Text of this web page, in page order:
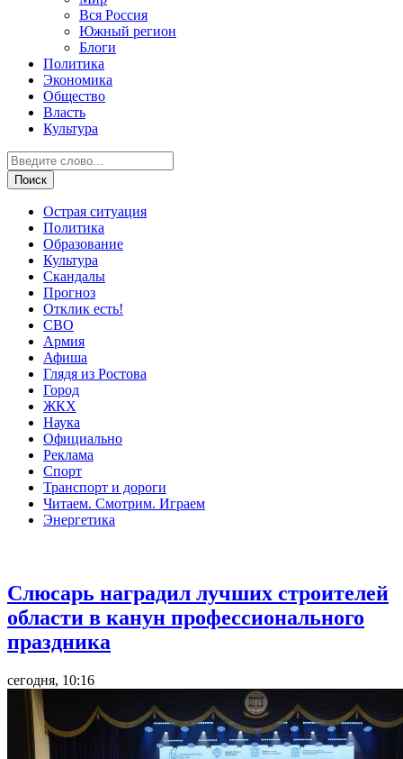
Вся Россия
Южный регион
Блоги
Политика
Экономика
Общество
Власть
Культура
Острая ситуация
Политика
Образование
Культура
Скандалы
Прогноз
Отклик есть!
СВО
Армия
Афиша
Глядя из Ростова
Город
ЖКХ
Наука
Официально
Реклама
Спорт
Транспорт и дороги
Читаем. Смотрим. Играем
Энергетика
Слюсарь наградил лучших строителей
области в канун профессионального
праздника
сегодня, 10:16